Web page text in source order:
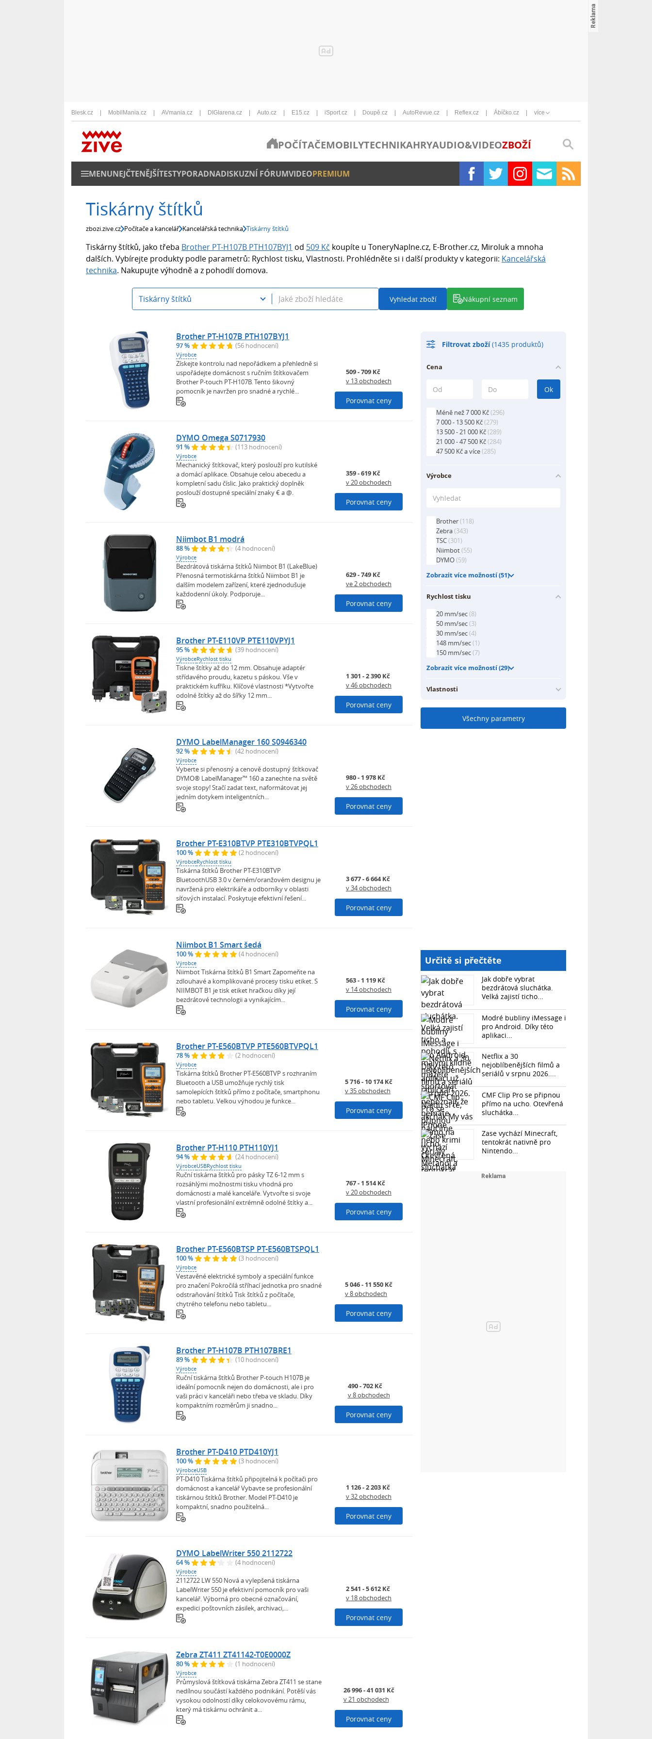
Blesk.cz MobilMania.cz AVmania.cz DIGIarena.cz Auto.cz E15.cz iSport.cz Doupě.cz AutoRevue.cz Reflex.cz Ábíčko.cz více
POČÍTAČEMOBILYTECHNIKAHRYAUDIO&VIDEOZBOŽÍ
MENUNEJČTENĚJŠÍTESTYPORADNADISKUZNÍ FÓRUMVIDEOPREMIUM
Tiskárny štítků
zbozi.zive.cz Počítače a kancelář Kancelářská technika Tiskárny štítků
Tiskárny štítků, jako třeba Brother PT-H107B PTH107BYJ1 od 509 Kč koupíte u ToneryNaplne.cz, E-Brother.cz, Miroluk a mnoha
dalších. Vybírejte produkty podle parametrů: Rychlost tisku, Vlastnosti. Prohlédněte si i další produkty v kategorii: Kancelářská
technika. Nakupujte výhodně a z pohodlí domova.
Tiskárny štítků Vyhledat zboží Nákupní seznam
Brother PT-H107B PTH107BYJ1
97 % (56 hodnocení)
Výrobce
Získejte kontrolu nad nepořádkem a přehledně si
uspořádejte domácnost s ručním štítkovačem
Brother P-touch PT-H107B. Tento šikovný
pomocník je navržen pro snadné a rychlé...
509 - 709 Kč
v 13 obchodech
Porovnat ceny
DYMO Omega S0717930
91 % (113 hodnocení)
Výrobce
Mechanický štítkovač, který poslouží pro kutilské
a domácí aplikace. Obsahuje celou abecedu a
kompletní sadu číslic. Jako praktický doplněk
poslouží dostupné speciální znaky € a @.
359 - 619 Kč
v 20 obchodech
Porovnat ceny
Niimbot B1 modrá
88 % (4 hodnocení)
Výrobce
Bezdrátová tiskárna štítků Niimbot B1 (LakeBlue)
Přenosná termotiskárna štítků Niimbot B1 je
dalším modelem zařízení, které zjednodušuje
každodenní úkoly. Podporuje...
629 - 749 Kč
ve 2 obchodech
Porovnat ceny
Brother PT-E110VP PTE110VPYJ1
95 % (39 hodnocení)
VýrobceRychlost tisku
Tiskne štítky až do 12 mm. Obsahuje adaptér
střídavého proudu, kazetu s páskou. Vše v
praktickém kufříku. Klíčové vlastnosti *Vytvořte
odolné štítky až do šířky 12 mm...
1 301 - 2 390 Kč
v 46 obchodech
Porovnat ceny
DYMO LabelManager 160 S0946340
92 % (42 hodnocení)
Výrobce
Vyberte si přenosný a cenově dostupný štítkovač
DYMO® LabelManager™ 160 a zanechte na světě
svoje stopy! Stačí zadat text, naformátovat jej
jedním dotykem inteligentních...
980 - 1 978 Kč
v 26 obchodech
Porovnat ceny
Brother PT-E310BTVP PTE310BTVPQL1
100 % (2 hodnocení)
VýrobceRychlost tisku
Tiskárna štítků Brother PT-E310BTVP
BluetoothUSB 3.0 v černém/oranžovém designu je
navržená pro elektrikáře a odborníky v oblasti
síťových instalací. Poskytuje efektivní řešení...
3 677 - 6 664 Kč
v 34 obchodech
Porovnat ceny
Niimbot B1 Smart šedá
100 % (4 hodnocení)
Výrobce
Niimbot Tiskárna štítků B1 Smart Zapomeňte na
zdlouhavé a komplikované procesy tisku etiket. S
NIIMBOT B1 je tisk etiket hračkou díky její
bezdrátové technologii a vynikajícím...
563 - 1 119 Kč
v 14 obchodech
Porovnat ceny
Brother PT-E560BTVP PTE560BTVPQL1
78 % (2 hodnocení)
Výrobce
Tiskárna štítků Brother PT-E560BTVP s rozhraním
Bluetooth a USB umožňuje rychlý tisk
samolepících štítků přímo z počítače, smartphonu
nebo tabletu. Velkou výhodou je funkce...
5 716 - 10 174 Kč
v 35 obchodech
Porovnat ceny
Brother PT-H110 PTH110YJ1
94 % (24 hodnocení)
VýrobceUSBRychlost tisku
Ruční tiskárna štítků pro pásky TZ 6-12 mm s
rozsáhlými možnostmi tisku vhodná pro
domácnosti a malé kanceláře. Vytvořte si svoje
vlastní profesionální extrémně odolné štítky a...
767 - 1 514 Kč
v 20 obchodech
Porovnat ceny
Brother PT-E560BTSP PT-E560BTSPQL1
100 % (3 hodnocení)
Výrobce
Vestavěné elektrické symboly a speciální funkce
pro značení Pokročilá stříhací jednotka pro snadné
odstraňování štítků Tisk štítků z počítače,
chytrého telefonu nebo tabletu...
5 046 - 11 550 Kč
v 8 obchodech
Porovnat ceny
Brother PT-H107B PTH107BRE1
89 % (10 hodnocení)
Výrobce
Ruční tiskárna štítků Brother P-touch H107B je
ideální pomocník nejen do domácnosti, ale i pro
vaši práci v kanceláři nebo třeba ve skladu. Díky
kompaktním rozměrům ji snadno...
490 - 702 Kč
v 8 obchodech
Porovnat ceny
Brother PT-D410 PTD410YJ1
100 % (3 hodnocení)
VýrobceUSB
PT-D410 Tiskárna štítků připojitelná k počítači pro
domácnost a kancelář Vybavte se profesionální
tiskárnou štítků Brother. Model PT-D410 je
kompaktní, snadno použitelná...
1 126 - 2 203 Kč
v 32 obchodech
Porovnat ceny
DYMO LabelWriter 550 2112722
64 % (4 hodnocení)
Výrobce
2112722 LW 550 Nová a vylepšená tiskárna
LabelWriter 550 je efektivní pomocník pro vaši
kancelář. Výborná pro obecné označování,
expedici poštovních zásilek, archivaci,...
2 541 - 5 612 Kč
v 18 obchodech
Porovnat ceny
Zebra ZT411 ZT41142-T0E0000Z
80 % (1 hodnocení)
Výrobce
Průmyslová štítková tiskárna Zebra ZT411 se stane
nedílnou součástí každého podnikání. Potěší vás
vysokou odolností díky celokovovému rámu,
který má tiskárnu ochránit a...
26 996 - 41 031 Kč
v 21 obchodech
Porovnat ceny
Filtrovat zboží (1435 produktů)
Cena
Ok
Méně než 7 000 Kč(296)
7 000 - 13 500 Kč(279)
13 500 - 21 000 Kč(289)
21 000 - 47 500 Kč(284)
47 500 Kč a více(285)
Výrobce
Brother(118)
Zebra(343)
TSC(301)
Niimbot(55)
DYMO(59)
Zobrazit více možností (51)
Rychlost tisku
20 mm/sec(8)
50 mm/sec(3)
30 mm/sec(4)
148 mm/sec(1)
150 mm/sec(7)
Zobrazit více možností (29)
Vlastnosti
Všechny parametry
Určitě si přečtěte
Jak dobře vybrat
bezdrátová sluchátka.
Velká zajistí ticho...
Modré bubliny iMessage i
pro Android. Díky této
aplikaci...
Netflix a 30
nejoblíbenějších filmů a
seriálů v srpnu 2026....
CMF Clip Pro se připnou
přímo na ucho. Otevřená
sluchátka...
Zase vychází Minecraft,
tentokrát nativně pro
Nintendo...